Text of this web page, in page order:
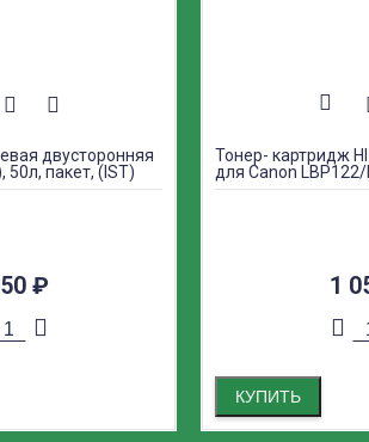
двусторонняя
50л, пакет, (IST)
₽
Тонер- картридж
для Canon
1
КУПИТЬ